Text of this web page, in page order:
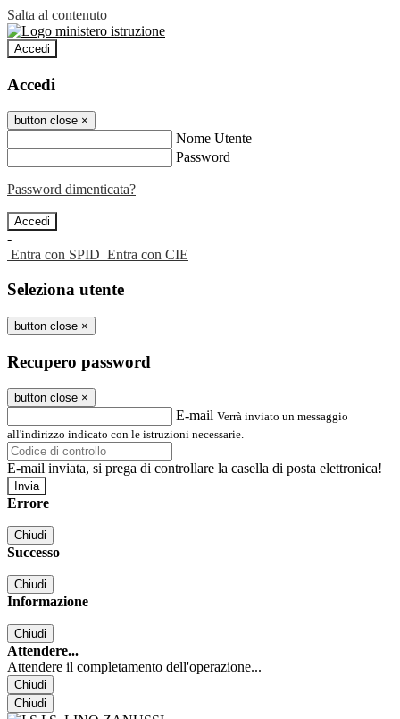
Salta al contenuto
Accedi
Accedi
button close ×
Nome Utente
Password
Password dimenticata?
-
Entra con SPID Entra con CIE
Seleziona utente
button close ×
Recupero password
button close ×
E-mail Verrà inviato un messaggio
all'indirizzo indicato con le istruzioni necessarie.
E-mail inviata, si prega di controllare la casella di posta elettronica!
Errore
Chiudi
Successo
Chiudi
Informazione
Chiudi
Attendere...
Attendere il completamento dell'operazione...
Chiudi
Chiudi